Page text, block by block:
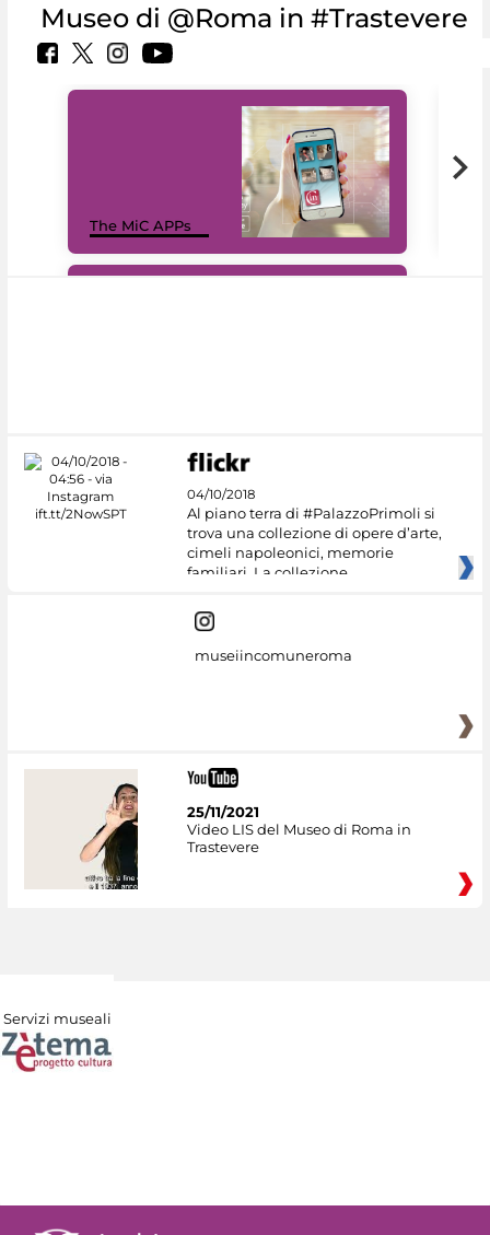
Museo di @Roma in #Trastevere
The MiC APPs
04/10/2018
Al piano terra di #PalazzoPrimoli si
trova una collezione di opere d’arte,
cimeli napoleonici, memorie
familiari. La collezione
museiincomuneroma
25/11/2021
Video LIS del Museo di Roma in
Trastevere
Servizi museali